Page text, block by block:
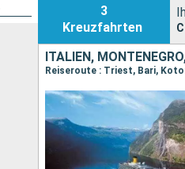
3
Kreuzfahrten
ITALIEN,
Reiseroute : Triest, Bari,